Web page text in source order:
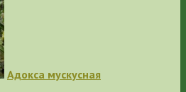
Адокса мускусная